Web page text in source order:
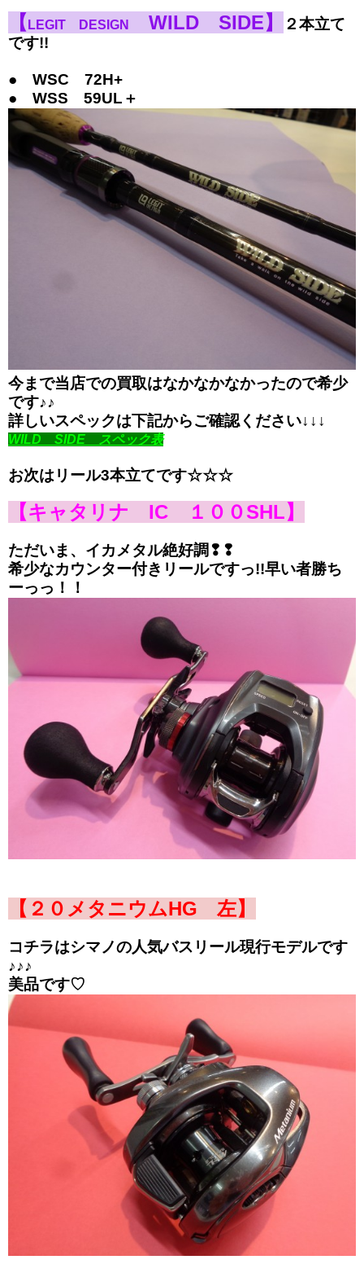
【 LEGIT DESIGN WILD SIDE】
２本立て
です!!
● WSC 72H+
● WSS 59UL＋
今まで当店での買取はなかなかなかったので希少
です♪♪
詳しいスペックは下記からご確認ください↓↓↓
WILD SIDE スペック表
お次はリール3本立てです☆☆☆
【キャタリナ IC １００SHL】
ただいま、イカメタル絶好調❢❢
希少なカウンター付きリールですっ!!早い者勝ち
ーっっ！！
【２０メタニウムHG 左】
コチラはシマノの人気バスリール現行モデルです
♪♪♪
美品です♡